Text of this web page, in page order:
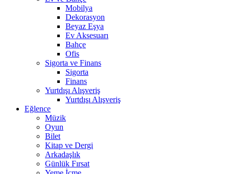
Mobilya
Dekorasyon
Beyaz Eşya
Ev Aksesuarı
Bahçe
Ofis
Sigorta ve Finans
Sigorta
Finans
Yurtdışı Alışveriş
Yurtdışı Alışveriş
Eğlence
Müzik
Oyun
Bilet
Kitap ve Dergi
Arkadaşlık
Günlük Fırsat